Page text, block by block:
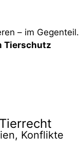
– im Gegenteil.
Tierschutz
Konflikte